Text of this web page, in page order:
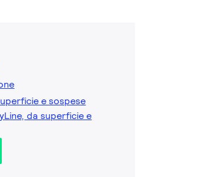
e sospese
da superficie e